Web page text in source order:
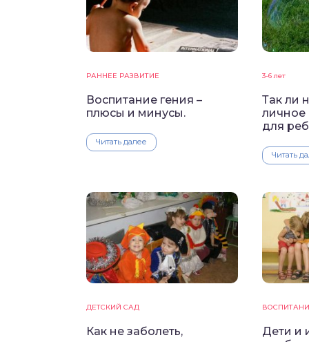
РАННЕЕ РАЗВИТИЕ
Воспитание гения –
плюсы и минусы.
Читать далее
3-6 лет
Так ли
личное
для
Читать
ДЕТСКИЙ САД
Как не заболеть,
Дети и